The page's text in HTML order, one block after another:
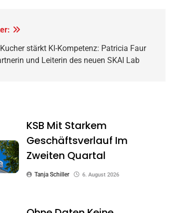
stärkt KI-Kompetenz: Patricia Faur
und Leiterin des neuen SKAI Lab
KSB Mit Starkem
Geschäftsverlauf Im
Zweiten Quartal
Tanja Schiller 6. August 2026